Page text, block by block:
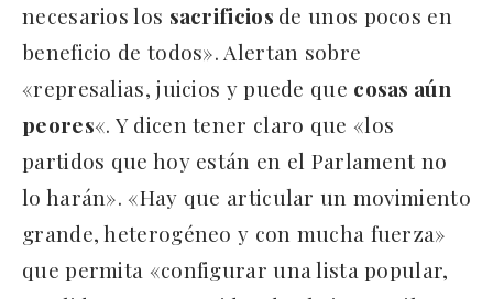
necesarios los sacrificios de unos pocos en
beneficio de todos». Alertan sobre
«represalias, juicios y puede que cosas aún
peores«. Y dicen tener claro que «los
partidos que hoy están en el Parlament no
lo harán». «Hay que articular un movimiento
grande, heterogéneo y con mucha fuerza»
que permita «configurar una lista popular,